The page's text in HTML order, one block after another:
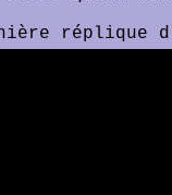
réplique